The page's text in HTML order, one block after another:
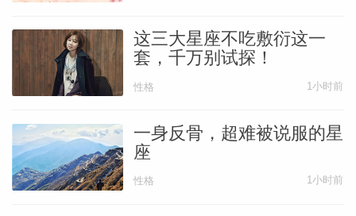
这三大星座不吃敷衍这一
套，千万别试探！
性格 1小时前
一身反骨，超难被说服的星
座
性格 1小时前